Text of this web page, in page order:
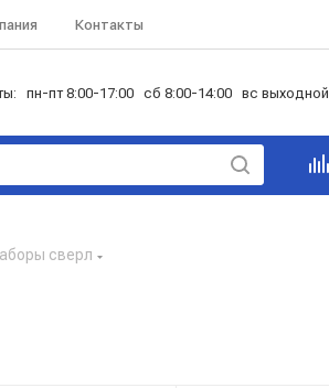
Контакты
пн-пт 8:00-17:00 сб 8:00-14:00 вс выходной
сверл